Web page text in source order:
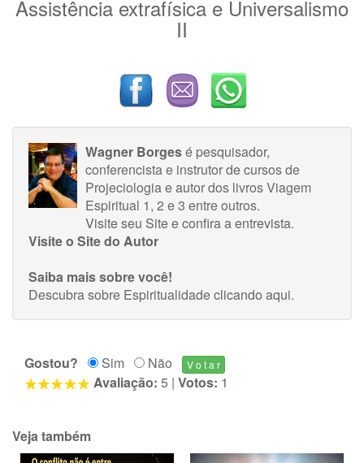
Assistência extrafísica e Universalismo
II
Wagner Borgesé pesquisador,
conferencista e instrutor de cursos de
Projeciologia e autor dos livros Viagem
Espiritual 1, 2 e 3 entre outros.
Visite seu Siteeconfira a entrevista.
Visite o Site do Autor
Saiba mais sobre você!
Descubra sobre Espiritualidadeclicando aqui.
Gostou? Sim
Não
Avaliação: 5 | Votos: 1
Veja também